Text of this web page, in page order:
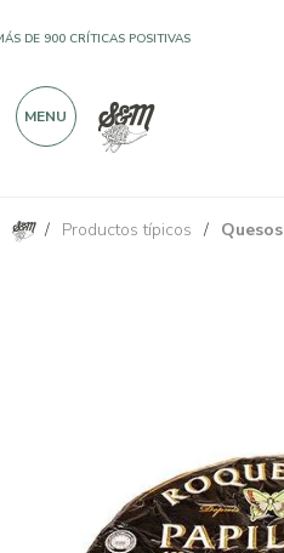
/ Productos típicos / Quesos
Roquefort Teste Noir 500 g
DE 900 CRÍTICAS POSITIVAS
MENU